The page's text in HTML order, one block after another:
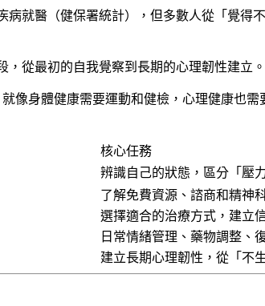
病就醫（健保署統計），但多數人從「覺
，從最初的自我覺察到長期的心理韌性建立
像身體健康需要運動和健檢，心理健康也需
核心任務
辨識自己的狀態，區分「壓
了解免費資源、諮商和精神
選擇適合的治療方式，建立
日常情緒管理、藥物調整、
建立長期心理韌性，從「不